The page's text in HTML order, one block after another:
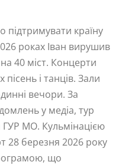
підтримувати країну
роках Іван вирушив
40 міст. Концерти
і танців. Зали
вечори. За
у медіа, тур
ГУР МО. Кульмінацією
28 березня 2026 року
що